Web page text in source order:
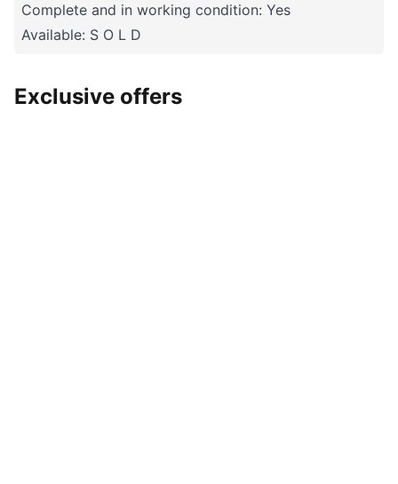
Complete and in working condition: Yes
Available: S O L D
Exclusive offers